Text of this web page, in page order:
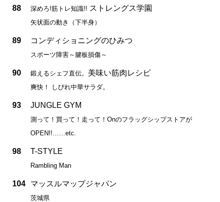
88 深めろ!筋トレ知識!! ストレングス学園
矢状面の動き（下半身）
89 コンディショニングのひみつ
スポーツ障害～腱板損傷～
90 鍛えるシェフ直伝。 美味い筋肉レシピ
爽快！ しびれ中華サラダ。
93 JUNGLE GYM
測って！買って！走って！Onのフラッグシップストアが
OPEN!!……etc.
98 T-STYLE
Rambling Man
104 マッスルマップジャパン
茨城県